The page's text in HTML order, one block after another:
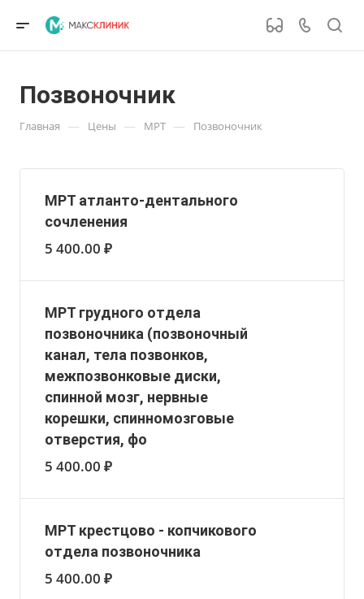
Позвоночник
Главная — Цены — МРТ — Позвоночник
МРТ атланто-дентального
сочленения
5 400.00 ₽
МРТ грудного отдела
позвоночника (позвоночный
канал, тела позвонков,
межпозвонковые диски,
спинной мозг, нервные
корешки, спинномозговые
отверстия, фо
5 400.00 ₽
МРТ крестцово - копчикового
отдела позвоночника
5 400.00 ₽